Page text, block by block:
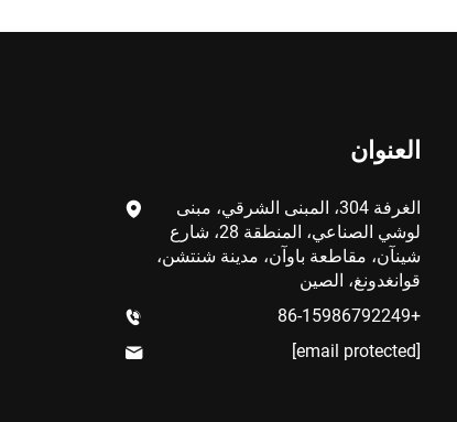
العنوان
الغرفة 304، المبنى الشرقي، مبنى
لوشي الصناعي، المنطقة 28، شارع
شينآن، مقاطعة باوآن، مدينة شنتشن،
قوانغدونغ، الصين
+86-15986792249
[email protected]